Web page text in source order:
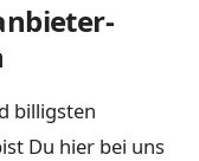
billigsten
Du hier bei uns